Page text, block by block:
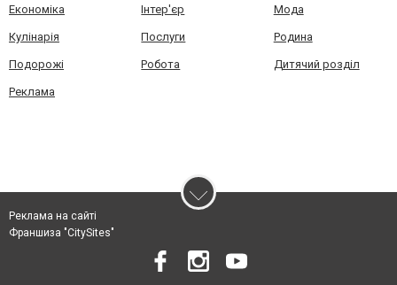
Економіка Інтер'єр Мода
Кулінарія Послуги Родина
Подорожі Робота Дитячий розділ
Реклама
Реклама на сайті
Франшиза "CitySites"